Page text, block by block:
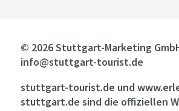
© 2026 Stuttgart-Marketing
info@stuttgart-tourist.de
stuttgart-tourist.de und
stuttgart.de sind die offiziellen